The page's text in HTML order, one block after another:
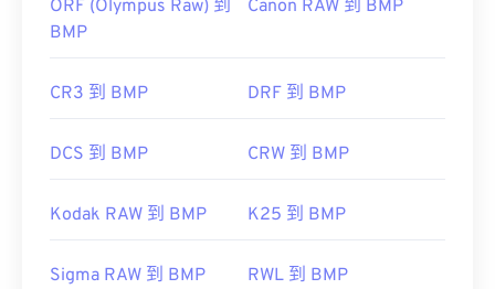
ORF (Olympus Raw) 到
BMP
Canon RAW 到 BMP
CR3 到 BMP DRF 到 BMP
DCS 到 BMP CRW 到 BMP
Kodak RAW 到 BMP K25 到 BMP
Sigma RAW 到 BMP RWL 到 BMP